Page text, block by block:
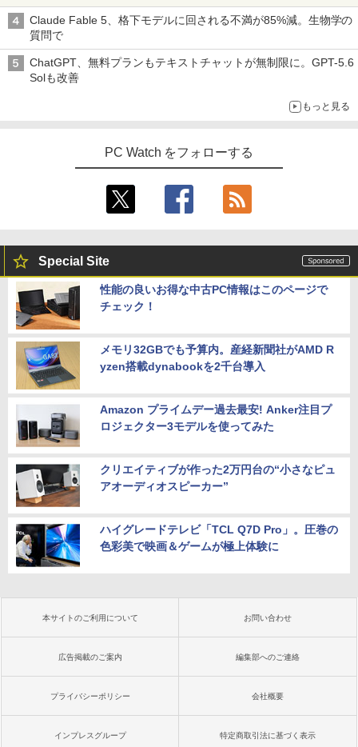
コカ・コーラ やかんの麦茶 from 爽健美茶 ラ
￥2,009
版ビッグガンガンコミックス)
indows11 超高性能 第10世代Core i5-10
35G1 8GB 爆速NVMe式256GB-SSD カ
トパソコン 中古パソコン 中古PC】送料
無料 あす楽対応 即日発送（Windows10
レビュー投稿 5年保証｜MS Office 2024
ws11 Office付｜テンキー DVD 搭載｜C
ore i5 第7世代 メモリ 8GB SSD 256GB
PC Word Excel
￥29,800
品 福袋 6点セット Intel Pentium GOLD
6500Y メモリ8GB SSD256GB Windows
11 WPS Office付き 初期設定済み 14イン
ーク テンキー Wi-Fi Bluetooth HDMI 軽
量 持ち運び 安い
3
MINISFORUM｜ミニスフォーラム 超小
型 デスクトップパソコン LN150W(Wind
リ 8GB/SSD 256GB/VESA) ミニPC LN1
50W-8/256-W11Pro(N150)
FUJITSU/富士通 ESPRIMO G6012/MX
【第12世代 Intel Core i5-12500T/16GB
Pro-64bit】中古/送料無料 ※沖縄、離島
【全品最大2500円OFFクーポン】【新品
マウス＋新品キーボード付】Core i7 第8
モリ8GB/16GB/32GB SSD256GB/512G
B/ 1TB DisplayPort 2画面同時出力 WIFI
子機付 USB3.0中古デスクトップパソコ
￥54,999
グレア フルHD 75Hz ブルーライト軽減
パネル 178度 広角 高解像度目に優しいフ
A/3年保証)
チ フルhd 高画質 100Hz VA ノングレア
非光沢 スピーカー内蔵 3年保証 ディスプ
ハイビジョン 21インチ 液晶モニター ア
イリスオーヤマ DT-JF * 安心延長保証対
5
グリーンハウス 7型ワイド液晶 電子POP
￥10,970
和山やま作品4冊セット 小冊子＆アクリ
ルスタンド付き特装版 （ビームコミック
￥11,000
会 ]
￥22,000
Claude Fable 5、格下モデルに回される不満が85%減。生物学の
質問で
ChatGPT、無料プランもテキストチャットが無制限に。GPT-5.6
Solも改善
もっと見る
PC Watch をフォローする
Special Site
性能の良いお得な中古PC情報はこのページで
チェック！
メモリ32GBでも予算内。産経新聞社がAMD R
yzen搭載dynabookを2千台導入
Amazon プライムデー過去最安! Anker注目プ
ロジェクター3モデルを使ってみた
クリエイティブが作った2万円台の“小さなピュ
アオーディオスピーカー”
ハイグレードテレビ「TCL Q7D Pro」。圧巻の
色彩美で映画＆ゲームが極上体験に
本サイトのご利用について お問い合わせ
広告掲載のご案内 編集部へのご連絡
プライバシーポリシー 会社概要
インプレスグループ 特定商取引法に基づく表示